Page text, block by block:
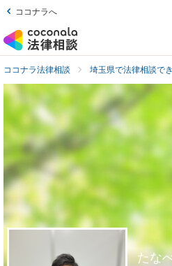
ココナラへ
ココナラ法律相談 埼玉県で法律相談で
たな